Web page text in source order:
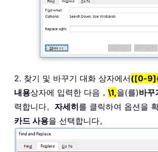
2. 찾기 및 바꾸기 대화 상자에서([0-
내용상자에 입력한 다음， \1,을(를)바꾸
력합니다。 자세히를 클릭하여 옵션을
카드 사용을 선택합니다。